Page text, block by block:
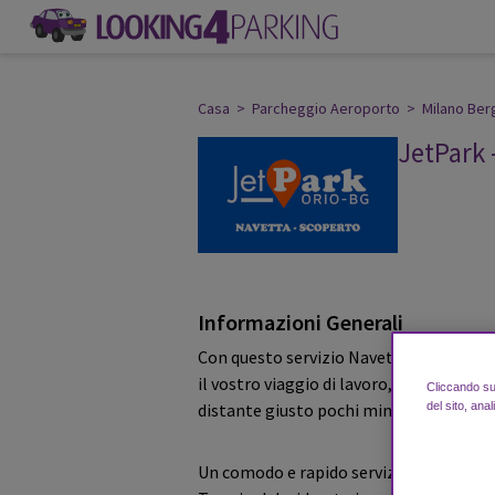
Casa > Parcheggio Aeroporto > Milano
JetPark
Informazioni Generali
Con questo servizio Navetta il JetPark
il vostro viaggio di lavoro,
distante giusto pochi minuti
Un comodo e rapido servizio di
Cliccando
del sito,